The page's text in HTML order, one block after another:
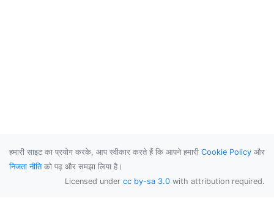
हमारी साइट का प्रयोग करके, आप स्वीकार करते हैं कि आपने हमारी Cookie Policy और
निजता नीतिको पढ़ और समझा लिया है।
Licensed under cc by-sa 3.0 with attribution required.